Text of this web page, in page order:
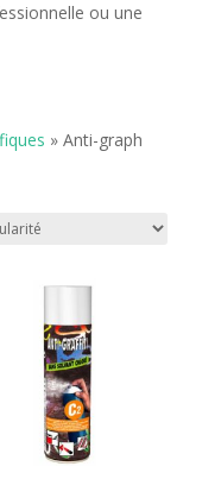
ou une
» Anti-graph